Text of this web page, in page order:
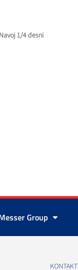
1/4 desni
Group
KONTAKT